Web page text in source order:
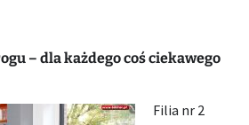
– dla każdego coś ciekawego
Filia nr 2